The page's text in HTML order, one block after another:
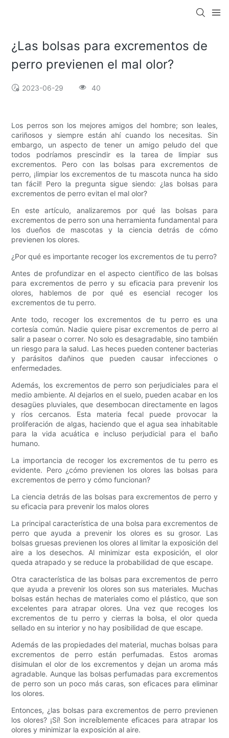
¿Las bolsas para excrementos de
perro previenen el mal olor?
2023-06-29 40
Los perros son los mejores amigos del hombre; son leales,
cariñosos y siempre están ahí cuando los necesitas. Sin
embargo, un aspecto de tener un amigo peludo del que
todos podríamos prescindir es la tarea de limpiar sus
excrementos. Pero con las bolsas para excrementos de
perro, ¡limpiar los excrementos de tu mascota nunca ha sido
tan fácil! Pero la pregunta sigue siendo: ¿las bolsas para
excrementos de perro evitan el mal olor?
En este artículo, analizaremos por qué las bolsas para
excrementos de perro son una herramienta fundamental para
los dueños de mascotas y la ciencia detrás de cómo
previenen los olores.
¿Por qué es importante recoger los excrementos de tu perro?
Antes de profundizar en el aspecto científico de las bolsas
para excrementos de perro y su eficacia para prevenir los
olores, hablemos de por qué es esencial recoger los
excrementos de tu perro.
Ante todo, recoger los excrementos de tu perro es una
cortesía común. Nadie quiere pisar excrementos de perro al
salir a pasear o correr. No solo es desagradable, sino también
un riesgo para la salud. Las heces pueden contener bacterias
y parásitos dañinos que pueden causar infecciones o
enfermedades.
Además, los excrementos de perro son perjudiciales para el
medio ambiente. Al dejarlos en el suelo, pueden acabar en los
desagües pluviales, que desembocan directamente en lagos
y ríos cercanos. Esta materia fecal puede provocar la
proliferación de algas, haciendo que el agua sea inhabitable
para la vida acuática e incluso perjudicial para el baño
humano.
La importancia de recoger los excrementos de tu perro es
evidente. Pero ¿cómo previenen los olores las bolsas para
excrementos de perro y cómo funcionan?
La ciencia detrás de las bolsas para excrementos de perro y
su eficacia para prevenir los malos olores
La principal característica de una bolsa para excrementos de
perro que ayuda a prevenir los olores es su grosor. Las
bolsas gruesas previenen los olores al limitar la exposición del
aire a los desechos. Al minimizar esta exposición, el olor
queda atrapado y se reduce la probabilidad de que escape.
Otra característica de las bolsas para excrementos de perro
que ayuda a prevenir los olores son sus materiales. Muchas
bolsas están hechas de materiales como el plástico, que son
excelentes para atrapar olores. Una vez que recoges los
excrementos de tu perro y cierras la bolsa, el olor queda
sellado en su interior y no hay posibilidad de que escape.
Además de las propiedades del material, muchas bolsas para
excrementos de perro están perfumadas. Estos aromas
disimulan el olor de los excrementos y dejan un aroma más
agradable. Aunque las bolsas perfumadas para excrementos
de perro son un poco más caras, son eficaces para eliminar
los olores.
Entonces, ¿las bolsas para excrementos de perro previenen
los olores? ¡Sí! Son increíblemente eficaces para atrapar los
olores y minimizar la exposición al aire.